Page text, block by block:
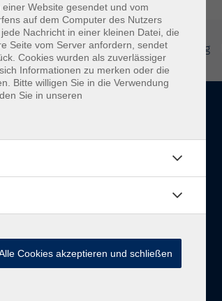
Datenschutzerklärung
8457-0
8457-50
Website gesendet und vom
auf dem Computer des Nutzers
Nachricht in einer kleinen Datei, die
Seite vom Server anfordern, sendet
Cookies wurden als zuverlässiger
Informationen zu merken oder die
Bitte willigen Sie in die Verwendung
Sie in unseren
Cookies akzeptieren und schließen